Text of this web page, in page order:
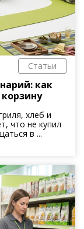
Статьи
как
хлеб и
что не купил
в ...